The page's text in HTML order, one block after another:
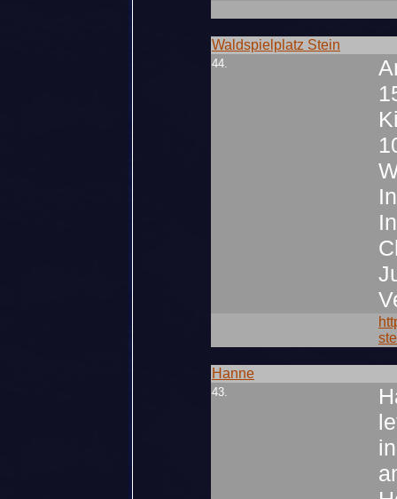
Waldspielplatz Stein
44.
Hanne
43.